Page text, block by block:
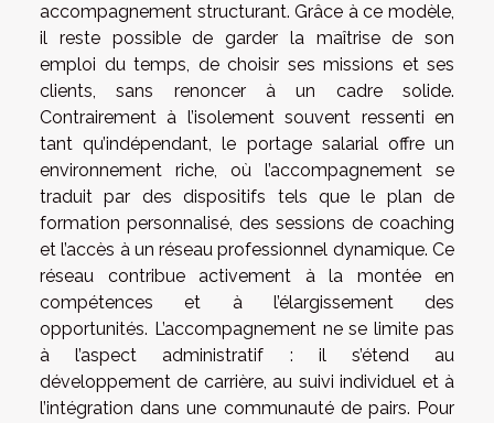
accompagnement structurant. Grâce à ce modèle,
il reste possible de garder la maîtrise de son
emploi du temps, de choisir ses missions et ses
clients, sans renoncer à un cadre solide.
Contrairement à l’isolement souvent ressenti en
tant qu’indépendant, le portage salarial offre un
environnement riche, où l’accompagnement se
traduit par des dispositifs tels que le plan de
formation personnalisé, des sessions de coaching
et l’accès à un réseau professionnel dynamique. Ce
réseau contribue activement à la montée en
compétences et à l’élargissement des
opportunités. L’accompagnement ne se limite pas
à l’aspect administratif : il s’étend au
développement de carrière, au suivi individuel et à
l’intégration dans une communauté de pairs. Pour